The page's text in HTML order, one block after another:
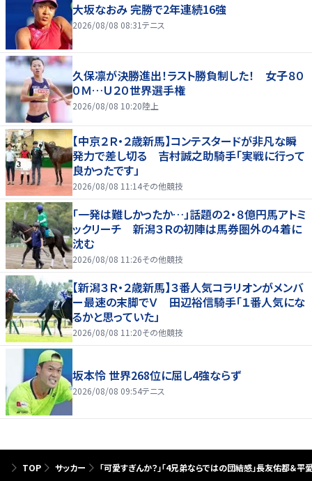
大坂なおみ 完勝で2年連続16強
2026/08/08 08:31テニス
久保凛が決勝進出！ラスト勝負制した！ 女子８０
０Ｍ…Ｕ２０世界選手権
2026/08/08 10:20陸上
【中京２Ｒ・２歳新馬】コンテスタードが非凡な瞬
発力で差し切る 吉村誠之助騎手「実戦に行って
良かったです」
2026/08/08 11:14その他競技
「一発は難しかったか…」話題の２・８億円馬アトミ
ックリーチ 新潟３Ｒの初陣は馬券圏外の４着に
沈む
2026/08/08 11:26その他競技
【新潟３Ｒ・２歳新馬】３番人気コラリオンがメンバ
ー最速の末脚でＶ 田辺裕信騎手「１番人気にな
るかと思っていた」
2026/08/08 11:20その他競技
坂本怜 世界268位に屈し4強ならず
2026/08/08 09:54テニス
TOP サッカー ｢可愛すぎんか？｣｢4兄弟ならではの団結感｣長友佑都＆